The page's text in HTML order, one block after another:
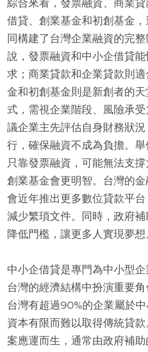
借貸、創業基金和初創基金
同構建了台灣企業融資的完
說，發票融資和中小企借貸
求；商業貸款和企業貸款則
金和初創基金則是新創者的
式，需視企業階段、風險承
議企業主先評估自身財務狀
行，確保融資不成為負擔。
只靠發票融資，可能無法支
創業基金會更明智。台灣的
會近年推出更多數位貸款平台
減少繁瑣文件。同時，政府
降低門檻，讓更多人實現夢想
中小企借貸是專門為中小型
台灣的經濟結構中扮演重要角
台灣有超過90%的企業屬於
資本有限而難以取得傳統貸
案應運而生，通常由政府補